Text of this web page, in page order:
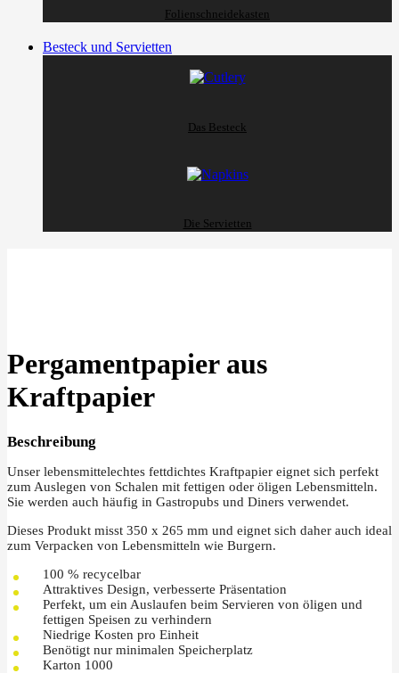
Folienschneidekasten
Besteck und Servietten
Das Besteck
Die Servietten
Pergamentpapier aus
Kraftpapier
Beschreibung
Unser lebensmittelechtes fettdichtes Kraftpapier eignet sich perfekt
zum Auslegen von Schalen mit fettigen oder öligen Lebensmitteln.
Sie werden auch häufig in Gastropubs und Diners verwendet.
Dieses Produkt misst 350 x 265 mm und eignet sich daher auch ideal
zum Verpacken von Lebensmitteln wie Burgern.
100 % recycelbar
Attraktives Design, verbesserte Präsentation
Perfekt, um ein Auslaufen beim Servieren von öligen und
fettigen Speisen zu verhindern
Niedrige Kosten pro Einheit
Benötigt nur minimalen Speicherplatz
Karton 1000